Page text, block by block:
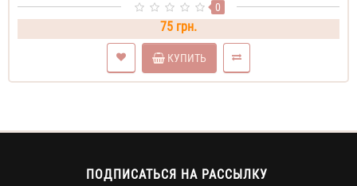
0
75 грн.
КУПИТЬ
ПОДПИСАТЬСЯ НА РАССЫЛКУ